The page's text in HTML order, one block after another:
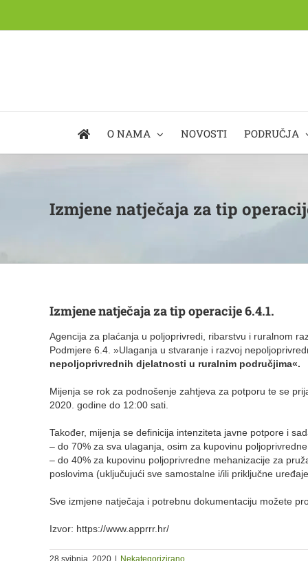
content
O NAMA NOVOSTI PODRUČJA
Izmjene natječaja za tip
Izmjene natječaja za tip operacije 6.4.1.
Agencija za plaćanja u poljoprivredi, ribarstvu i ruralnom
Podmjere 6.4. »Ulaganja u stvaranje i razvoj
nepoljoprivrednih djelatnosti u ruralnim područjima«.
Mijenja se rok za podnošenje zahtjeva za potporu te se
2020. godine do 12:00 sati.
Također, mijenja se definicija intenziteta javne potpore i
– do 70% za sva ulaganja, osim za kupovinu
– do 40% za kupovinu poljoprivredne mehanizacije za
poslovima (uključujući sve samostalne i/ili priključne
Sve izmjene natječaja i potrebnu dokumentaciju možete
Izvor: https://www.apprrr.hr/
28 svibnja, 2020 | Nekategorizirano